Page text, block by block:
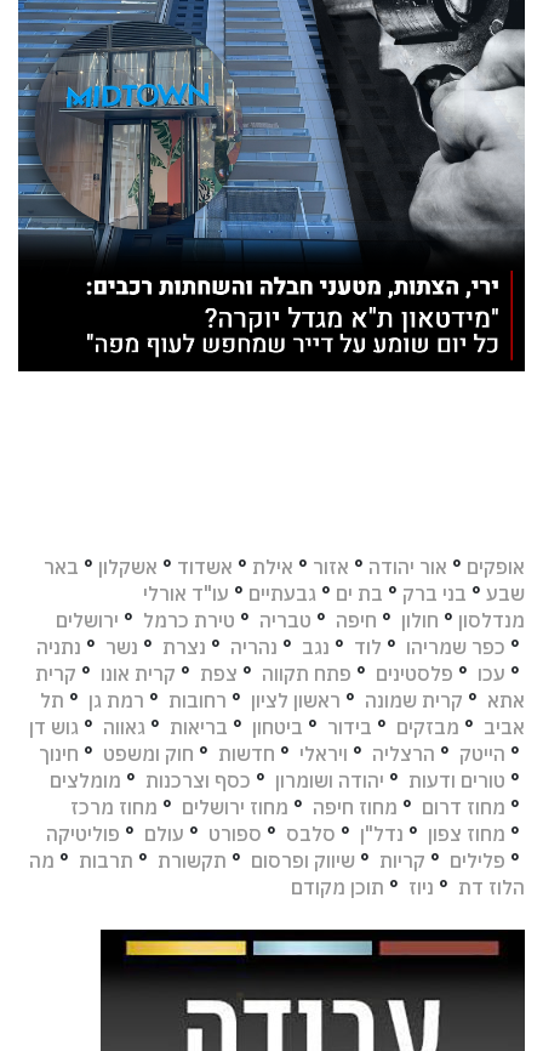
אופקים ° אור יהודה ° אזור ° אילת ° אשדוד ° אשקלון ° באר
שבע ° בני ברק ° בת ים ° גבעתיים ° עו"ד אורלי
מנדלסון ° חולון ° חיפה ° טבריה ° טירת כרמל ° ירושלים
° כפר שמריהו ° לוד ° נגב ° נהריה ° נצרת ° נשר ° נתניה
° עכו ° פלסטינים ° פתח תקווה ° צפת ° קרית אונו ° קרית
אתא ° קרית שמונה ° ראשון לציון ° רחובות ° רמת גן ° תל
אביב ° מבזקים ° בידור ° ביטחון ° בריאות ° גאווה ° גוש דן
° הייטק ° הרצליה ° ויראלי ° חדשות ° חוק ומשפט ° חינוך
° טורים ודעות ° יהודה ושומרון ° כסף וצרכנות ° מומלצים
° מחוז דרום ° מחוז חיפה ° מחוז ירושלים ° מחוז מרכז
° מחוז צפון ° נדל"ן ° סלבס ° ספורט ° עולם ° פוליטיקה
° פלילים ° קריות ° שיווק ופרסום ° תקשורת ° תרבות ° מה
הלוז דת ° ניוז ° תוכן מקודם